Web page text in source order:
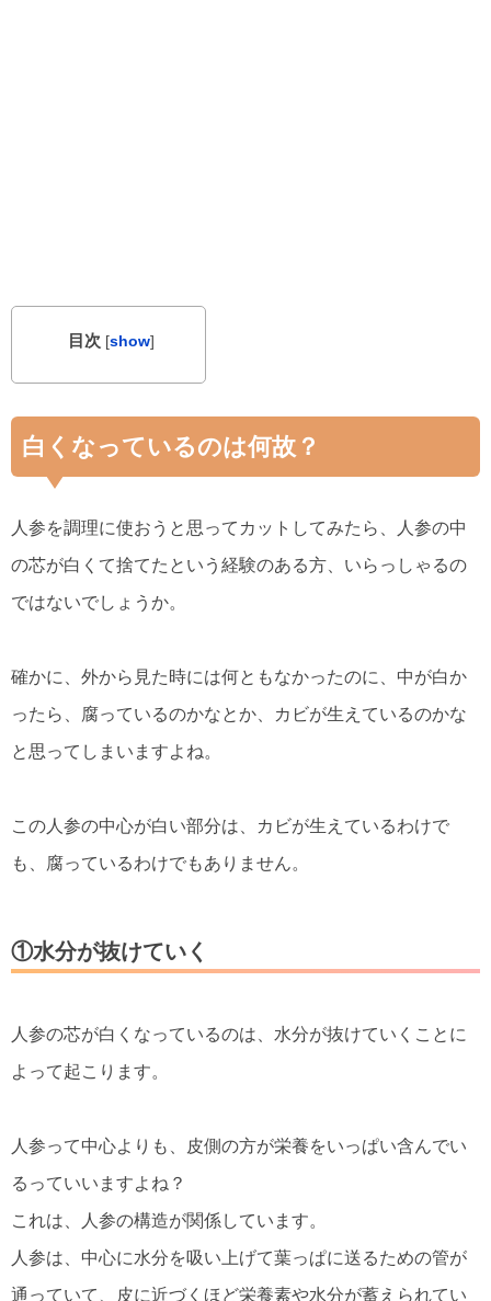
目次 [show]
白くなっているのは何故？
人参を調理に使おうと思ってカットしてみたら、人参の中
の芯が白くて捨てたという経験のある方、いらっしゃるの
ではないでしょうか。
確かに、外から見た時には何ともなかったのに、中が白か
ったら、腐っているのかなとか、カビが生えているのかな
と思ってしまいますよね。
この人参の中心が白い部分は、カビが生えているわけで
も、腐っているわけでもありません。
①水分が抜けていく
人参の芯が白くなっているのは、水分が抜けていくことに
よって起こります。
人参って中心よりも、皮側の方が栄養をいっぱい含んでい
るっていいますよね？
これは、人参の構造が関係しています。
人参は、中心に水分を吸い上げて葉っぱに送るための管が
通っていて、皮に近づくほど栄養素や水分が蓄えられてい